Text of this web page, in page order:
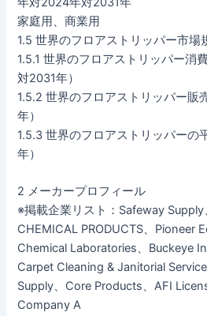
家庭用、商業用
1.5 世界のフロアストリッパー市場
1.5.1 世界のフロアストリッパー消
対2031年）
1.5.2 世界のフロアストリッパー販
年）
1.5.3 世界のフロアストリッパーの
年）
2 メーカープロフィール
※掲載企業リスト：Safeway Supply
CHEMICAL PRODUCTS、Pioneer
Chemical Laboratories、Buckeye
Carpet Cleaning & Janitorial
Supply、Core Products、AFI
Company A